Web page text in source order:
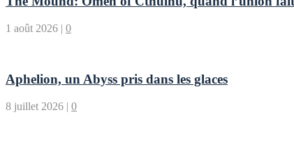
1 août 2026 | 0
Aphelion, un Abyss pris dans les glaces
8 juillet 2026 | 0